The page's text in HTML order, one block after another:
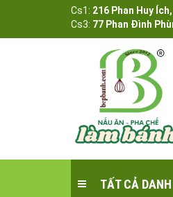
Cs1: 216 Phan Huy
Cs3: 77 Phan Đình
TẤT CẢ